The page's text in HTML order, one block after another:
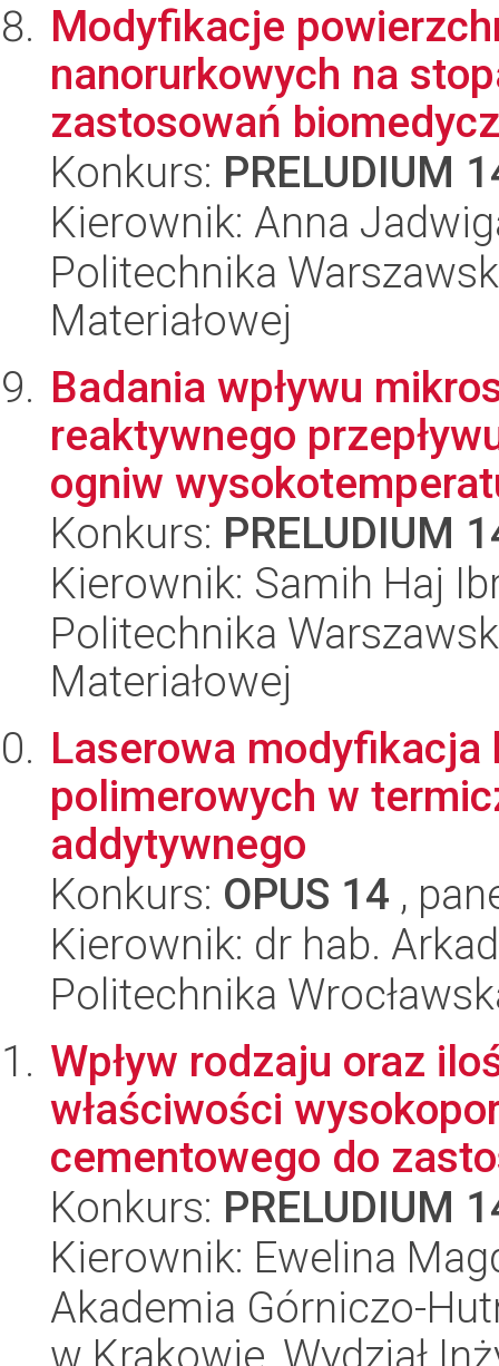
Modyfikacje
nanorurkowych na
zastosowań
Konkurs: PRELUDIUM
Kierownik: Anna
Politechnika
Materiałowej
Badania wpływu
reaktywnego
ogniw
Konkurs: PRELUDIUM
Kierownik: Samih Haj
Politechnika
Materiałowej
Laserowa modyfikacja
polimerowych w
addytywnego
Konkurs: OPUS 14 ,
Kierownik: dr hab.
Politechnika
Wpływ rodzaju oraz
właściwości
cementowego do
Konkurs: PRELUDIUM
Kierownik: Ewelina
Akademia Górniczo-
w Krakowie, Wydział